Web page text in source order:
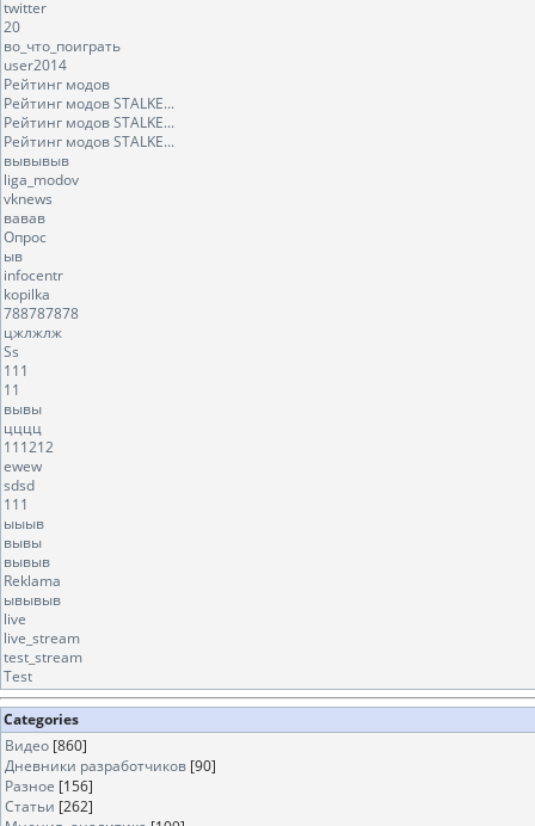
twitter
20
во_что_поиграть
user2014
Рейтинг модов
Рейтинг модов STALKE...
Рейтинг модов STALKE...
Рейтинг модов STALKE...
вывывыв
liga_modov
vknews
вавав
Опрос
ыв
infocentr
kopilka
788787878
цжлжлж
Ss
111
11
вывы
цццц
111212
ewew
sdsd
111
ыыыв
вывы
вывыв
Reklama
ывывыв
live
live_stream
test_stream
Test
Categories
Видео [860]
Дневники разработчиков [90]
Разное [156]
Статьи [262]